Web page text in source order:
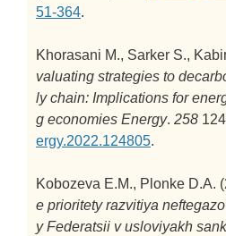
51-364.
Khorasani M., Sarker S.,
valuating strategies to
ly chain: Implications for
g economies Energy. 258
ergy.2022.124805.
Kobozeva E.M., Plonke D.A.
e prioritety razvitiya
y Federatsii v usloviyakh